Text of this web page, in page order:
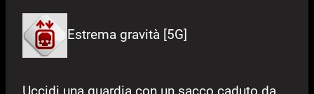
Estrema gravità [5G]
Uccidi una guardia con un sacco caduto da